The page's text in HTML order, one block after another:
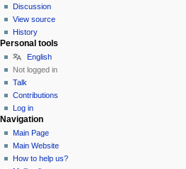
Discussion
View source
History
Personal tools
English
Not logged in
Talk
Contributions
Log in
Navigation
Main Page
Main Website
How to help us?